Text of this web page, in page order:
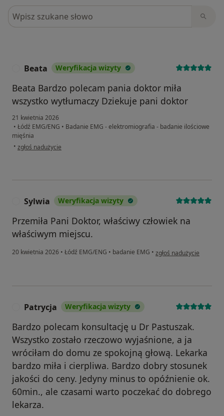
Szukaj w opiniach
Beata Weryfikacja wizyty
Beata Bardzo polecam pania doktor miła
wszystko wytłumaczy Dziekuje pani doktor
21 kwietnia 2026
• Łódź EMG/ENG • Badanie EMG - elektromiografia - badanie ilościowe
mięśnia
• w opinii użytkownika Beata
zgłoś nadużycie
Sylwia Weryfikacja wizyty
Przemiła Pani Doktor, właściwy człowiek na
właściwym miejscu.
20 kwietnia 2026 • Łódź EMG/ENG • badanie EMG • w opinii użytkownika
zgłoś nadużycie
Patrycja Weryfikacja wizyty
Bardzo polecam konsultację u Dr Pastuszak.
Wszystko zostało rzeczowo wyjaśnione, a ja
wróciłam do domu ze spokojną głową. Lekarka
bardzo miła i cierpliwa. Bardzo dobry stosunek
jakości do ceny. Jedyny minus to opóźnienie ok.
60min., ale czasami warto poczekać do dobrego
lekarza.